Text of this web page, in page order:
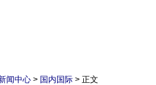
闻中心 > 国内国际 > 正文